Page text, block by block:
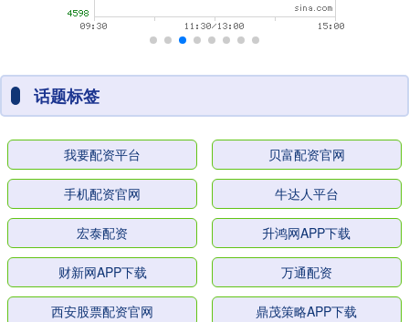
话题标签
我要配资平台 贝富配资官网
手机配资官网 牛达人平台
宏泰配资 升鸿网APP下载
财新网APP下载 万通配资
西安股票配资官网 鼎茂策略APP下载